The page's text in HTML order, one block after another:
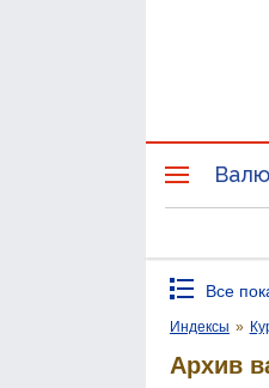
Все
Индексы »
Архив